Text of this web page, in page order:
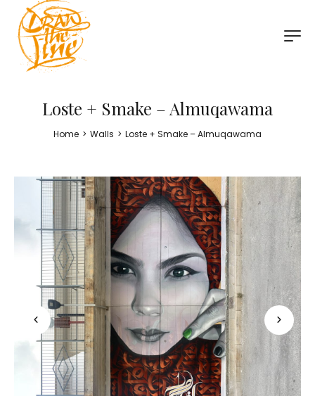
Loste + Smake – Almuqawama
Home > Walls > Loste + Smake – Almuqawama